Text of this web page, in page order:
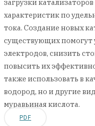
загрузки
характеристик по
тока. Создание новых
существующих помогут
электродов, снизить
повысить их
также использовать в
водород, но и другие
муравьиная кислота.
PDF